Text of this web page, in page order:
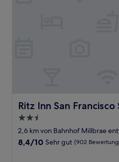
Ritz Inn San
Ritz Inn San Francisco SFO
2.5-
Sterne-
Unterkunft
2,6 km von Bahnhof Millbrae
8.4
8,4/10 Sehr gut (902